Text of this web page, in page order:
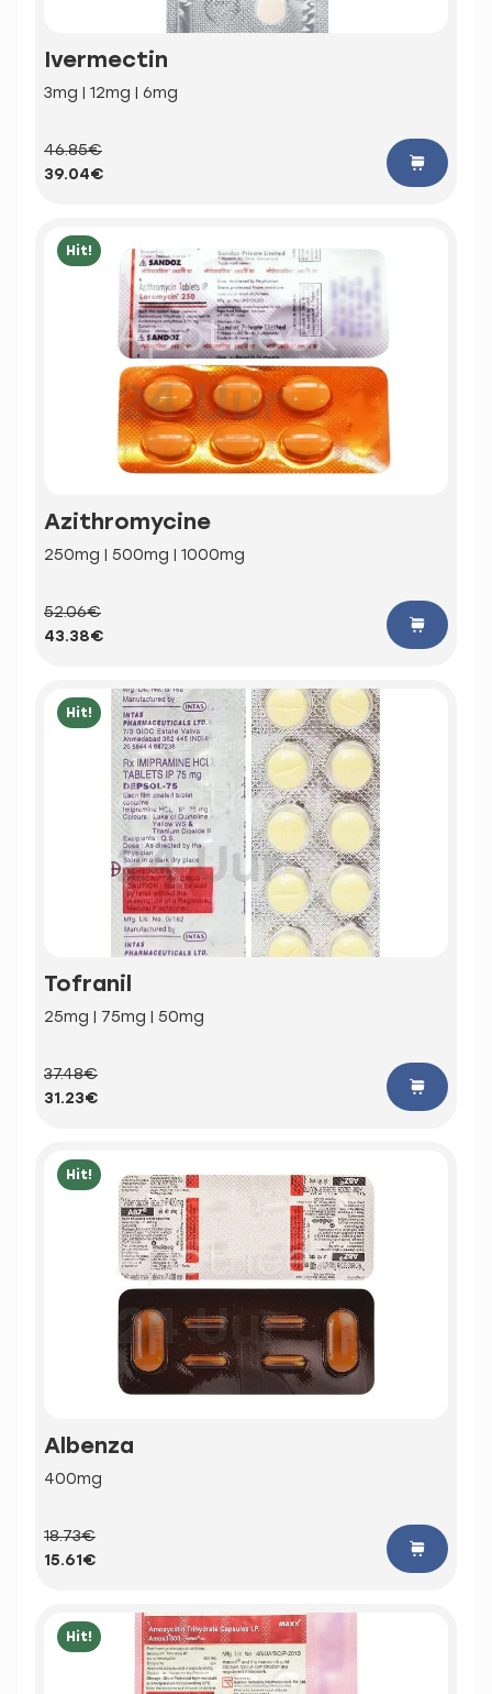
Ivermectin
3mg | 12mg | 6mg
46.85€
39.04€
Hit!
Azithromycine
250mg | 500mg | 1000mg
52.06€
43.38€
Hit!
Tofranil
25mg | 75mg | 50mg
37.48€
31.23€
Hit!
Albenza
400mg
18.73€
15.61€
Hit!